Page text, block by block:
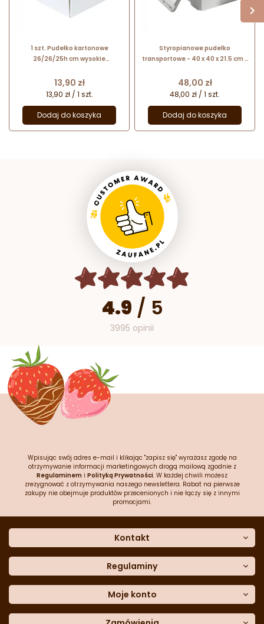
1 szt. Pudełko kartonowe
26/26/25h cm wysokie
Sweet Decor
Cena
13,90 zł
13,90 zł / 1 szt.
Dodaj do koszyka
Styropianowe pudełko
transportowe - 40 x 40 x 21.5 cm -
wysyłki czekolady i dekoracji
czekoladowych
Cena
48,00 zł
48,00 zł / 1 szt.
Dodaj do koszyka
4.9 / 5
3995 opinii
Wpisując swój adres e-mail i klikając "zapisz się" wyrażasz zgodę na
otrzymywanie informacji marketingowych drogą mailową zgodnie z
Regulaminem i Polityką Prywatności. W każdej chwili możesz
zrezygnować z otrzymywania naszego newslettera. Rabat na pierwsze
zakupy nie obejmuje produktów przecenionych i nie łączy się z innymi
promocjami.
Kontakt
Dane kontaktowe
Często zadawane pytania
Sklep stacjonarny
Formularz kontaktowy
Blog
Regulaminy
Polityka prywatności
Polityka cookies
Polityka reklamacji
Moje konto